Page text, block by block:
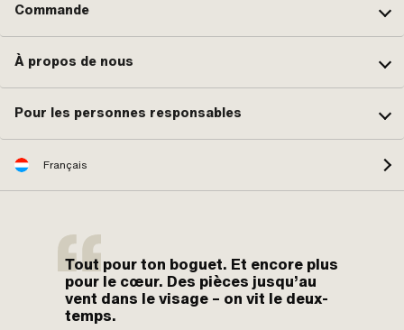
Commande
À propos de nous
Pour les personnes responsables
Français
Tout pour ton boguet. Et encore plus
pour le cœur. Des pièces jusqu’au
vent dans le visage – on vit le deux-
temps.